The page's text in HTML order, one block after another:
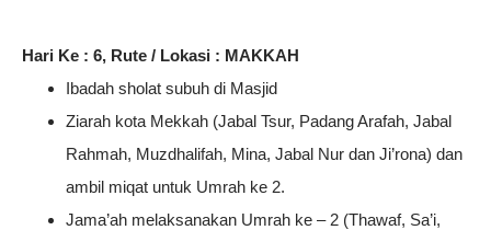
Hari Ke : 6, Rute / Lokasi : MAKKAH
Ibadah sholat subuh di Masjid
Ziarah kota Mekkah (Jabal Tsur, Padang Arafah, Jabal
Rahmah, Muzdhalifah, Mina, Jabal Nur dan Ji’rona) dan
ambil miqat untuk Umrah ke 2.
Jama’ah melaksanakan Umrah ke – 2 (Thawaf, Sa’i,